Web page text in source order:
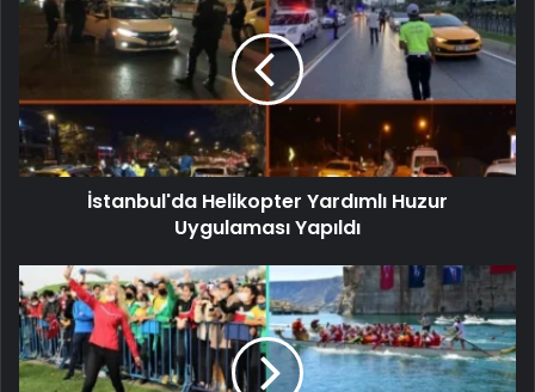
İstanbul'da Helikopter Yardımlı Huzur
Uygulaması Yapıldı